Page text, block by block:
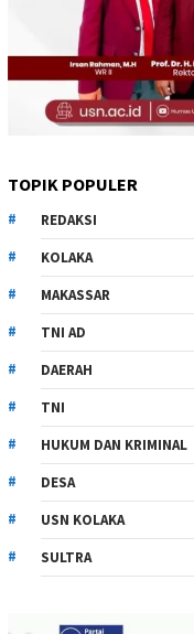
TOPIK POPULER
REDAKSI
KOLAKA
MAKASSAR
TNI AD
DAERAH
TNI
HUKUM DAN KRIMINAL
DESA
USN KOLAKA
SULTRA